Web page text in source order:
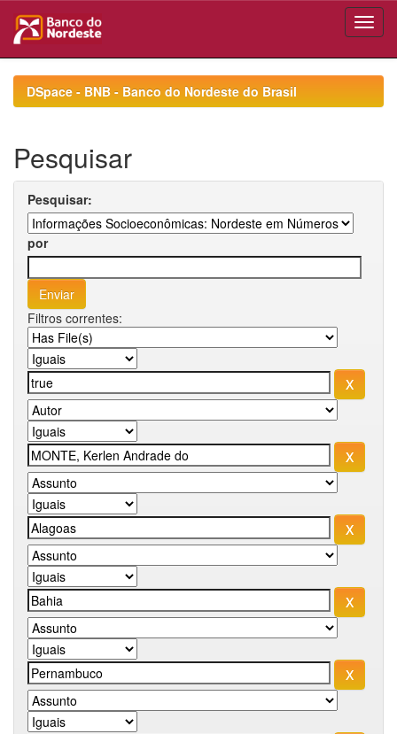
navigationDSpace - BNB - Banco do Nordeste do Brasil
Pesquisar
Pesquisar:
por
Filtros correntes: